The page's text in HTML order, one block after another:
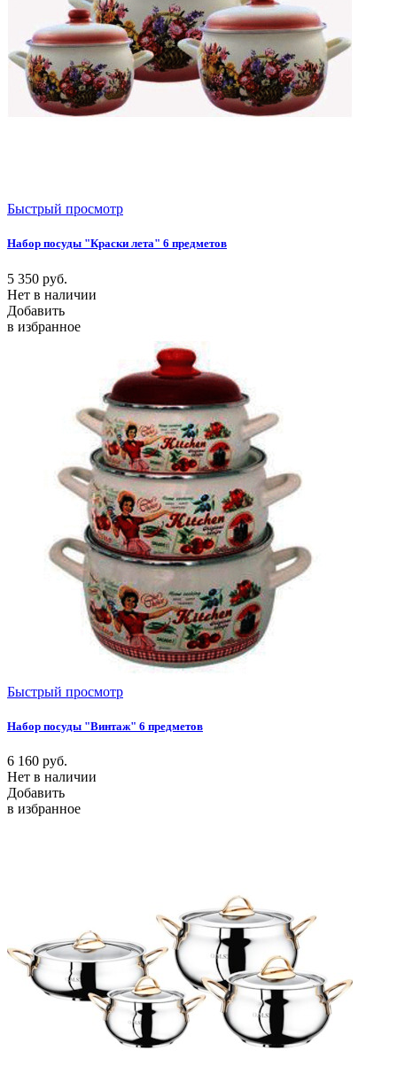
Быстрый просмотр
Набор посуды "Краски лета" 6 предметов
5 350 руб.
Нет в наличии
Добавить
в избранное
Быстрый просмотр
Набор посуды "Винтаж" 6 предметов
6 160 руб.
Нет в наличии
Добавить
в избранное